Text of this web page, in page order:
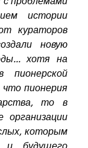
истории
кураторов
новую
хотя на
пионерия
то в
которым
и будущего